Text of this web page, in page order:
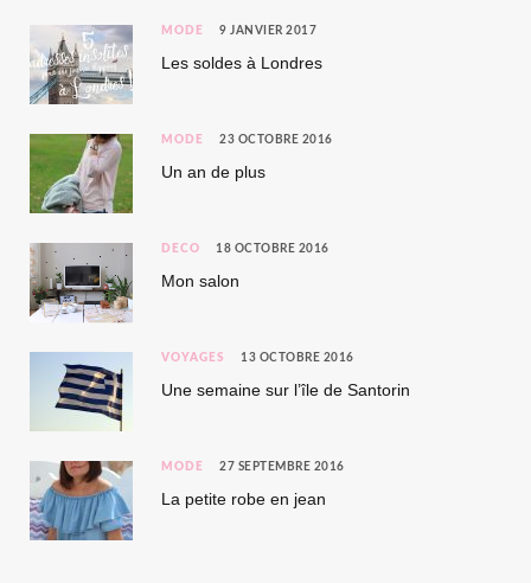
MODE 9 JANVIER 2017
Les soldes à Londres
MODE 23 OCTOBRE 2016
Un an de plus
DÉCO 18 OCTOBRE 2016
Mon salon
VOYAGES 13 OCTOBRE 2016
Une semaine sur l’île de Santorin
MODE 27 SEPTEMBRE 2016
La petite robe en jean